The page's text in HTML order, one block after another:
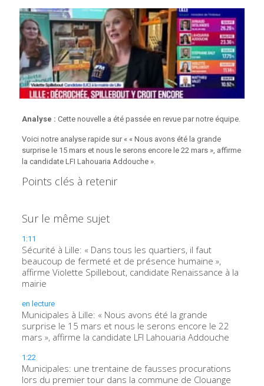
Analyse : Cette nouvelle a été passée en revue par notre équipe.
Voici notre analyse rapide sur « « Nous avons été la grande
surprise le 15 mars et nous le serons encore le 22 mars », affirme
la candidate LFI Lahouaria Addouche ».
Points clés à retenir
Sur le même sujet
1:11
Sécurité à Lille: « Dans tous les quartiers, il faut
beaucoup de fermeté et de présence humaine »,
affirme Violette Spillebout, candidate Renaissance à la
mairie
en lecture
Municipales à Lille: « Nous avons été la grande
surprise le 15 mars et nous le serons encore le 22
mars », affirme la candidate LFI Lahouaria Addouche
1:22
Municipales: une trentaine de fausses procurations
lors du premier tour dans la commune de Clouange